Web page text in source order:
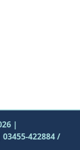
|
422884 /